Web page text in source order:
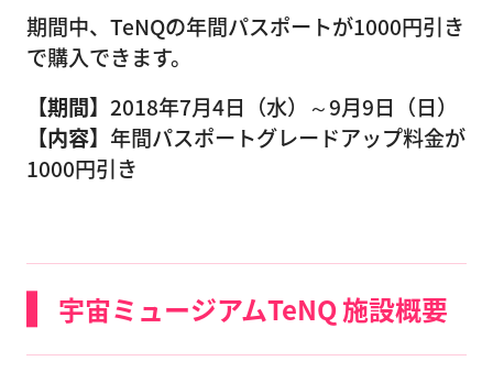
期間中、TeNQの年間パスポートが1000円引き
で購入できます。
【期間】 2018年7月4日（水）～9月9日（日）
【内容】 年間パスポートグレードアップ料金が
1000円引き
宇宙ミュージアムTeNQ 施設概要